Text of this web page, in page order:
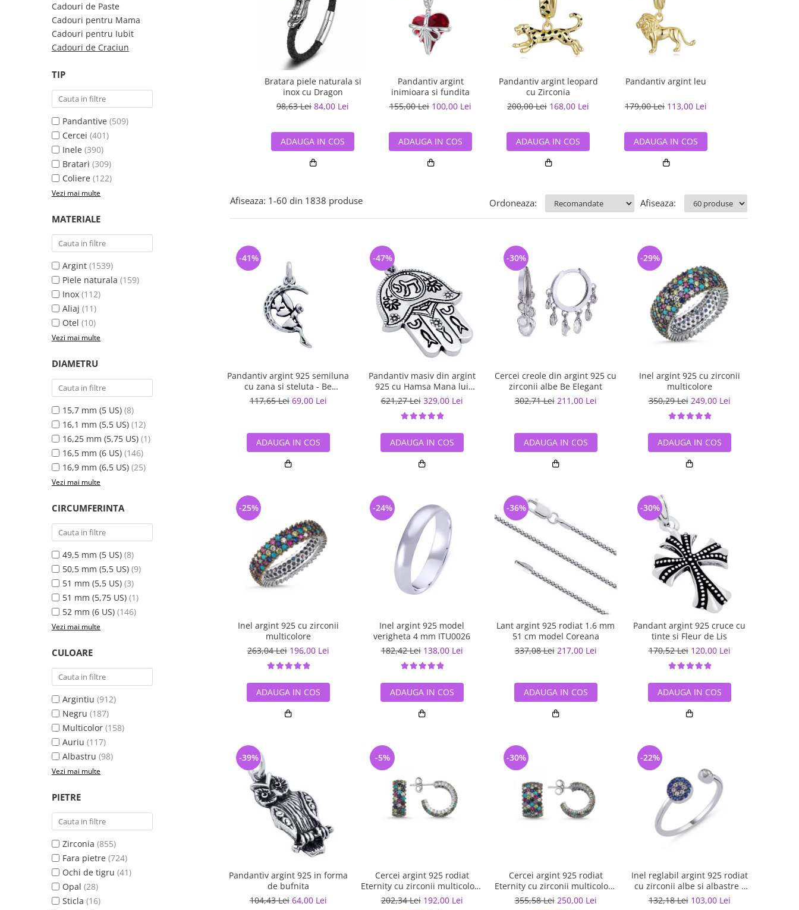
semipretioase
Bijuterii argint placat cu aur
Bijuterii argint cu diverse
Bijuterii argint cu murano
Bijuterii de Lux
Bijuterii gotice si rock
Bijuterii Handmade
Bijuterii fantezie
Casete si cutii de bijuterii
Bijuterii tungsten
Accesorii Piele
Solutii si lavete de curatare
bijuterii argint
Cadouri de Paste
Cadouri pentru Mama
Cadouri pentru Iubit
Cadouri de Craciun
TIP
Pandantive (509)
Cercei (401)
Inele (390)
Bratari (309)
Coliere (122)
Vezi mai multe
MATERIALE
Argint (1539)
Piele naturala (159)
Inox (112)
Aliaj (11)
Otel (10)
Vezi mai multe
DIAMETRU
15,7 mm (5 US) (8)
16,1 mm (5,5 US) (12)
16,25 mm (5,75 US) (1)
16,5 mm (6 US) (146)
16,9 mm (6,5 US) (25)
Vezi mai multe
CIRCUMFERINTA
49,5 mm (5 US) (8)
50,5 mm (5,5 US) (9)
51 mm (5,5 US) (3)
51 mm (5,75 US) (1)
52 mm (6 US) (146)
Vezi mai multe
CULOARE
Argintiu (912)
Negru (187)
Multicolor (158)
Auriu (117)
Albastru (98)
Vezi mai multe
PIETRE
Zirconia (855)
Fara pietre (724)
Ochi de tigru (41)
Opal (28)
Sticla (16)
Bratara piele naturala si
inox cu Dragon
98,63 Lei 84,00 Lei
ADAUGA IN COS
Pandantiv argint
inimioara si fundita
155,00 Lei 100,00 Lei
ADAUGA IN COS
Pandantiv argint leopard
cu Zirconia
200,00 Lei 168,00 Lei
ADAUGA IN COS
Pandantiv argint leu
179,00 Lei 113,00 Lei
ADAUGA IN COS
Afiseaza: 1-60 din 1838 produse Afiseaza:
Ordoneaza:
Pandantiv argint 925 semiluna
cu zana si steluta - Be
Fantastic PSX0560
117,65 Lei 69,00 Lei
-41%
ADAUGA IN COS
Pandantiv masiv din argint
925 cu Hamsa Mana lui
Fatima
621,27 Lei 329,00 Lei
-47%
ADAUGA IN COS
Cercei creole din argint 925 cu
zirconii albe Be Elegant
302,71 Lei 211,00 Lei
-30%
ADAUGA IN COS
Inel argint 925 cu zirconii
multicolore
350,29 Lei 249,00 Lei
-29%
ADAUGA IN COS
Inel argint 925 cu zirconii
multicolore
263,04 Lei 196,00 Lei
-25%
ADAUGA IN COS
Inel argint 925 model
verigheta 4 mm ITU0026
182,42 Lei 138,00 Lei
-24%
ADAUGA IN COS
Lant argint 925 rodiat 1.6 mm
51 cm model Coreana
337,08 Lei 217,00 Lei
-36%
ADAUGA IN COS
Pandant argint 925 cruce cu
tinte si Fleur de Lis
170,52 Lei 120,00 Lei
-30%
ADAUGA IN COS
Pandantiv argint 925 in forma
de bufnita
104,43 Lei 64,00 Lei
-39%
Cercei argint 925 rodiat
Eternity cu zirconii multicolore
ETU0028
202,34 Lei 192,00 Lei
-5%
Cercei argint 925 rodiat
Eternity cu zirconii multicolore
ETU0036
355,58 Lei 250,00 Lei
-30%
Inel reglabil argint 925 rodiat
cu zirconii albe si albastre -
Be Elegant ITU0109
132,18 Lei 103,00 Lei
-22%